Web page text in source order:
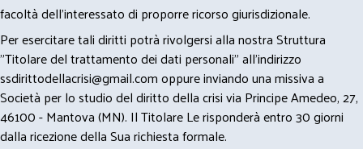
facoltà dell’interessato di proporre ricorso giurisdizionale.
Per esercitare tali diritti potrà rivolgersi alla nostra Struttura
"Titolare del trattamento dei dati personali" all'indirizzo
ssdirittodellacrisi@gmail.comoppure inviando una missiva a
Società per lo studio del diritto della crisi via Principe Amedeo, 27,
46100 - Mantova (MN). Il Titolare Le risponderà entro 30 giorni
dalla ricezione della Sua richiesta formale.